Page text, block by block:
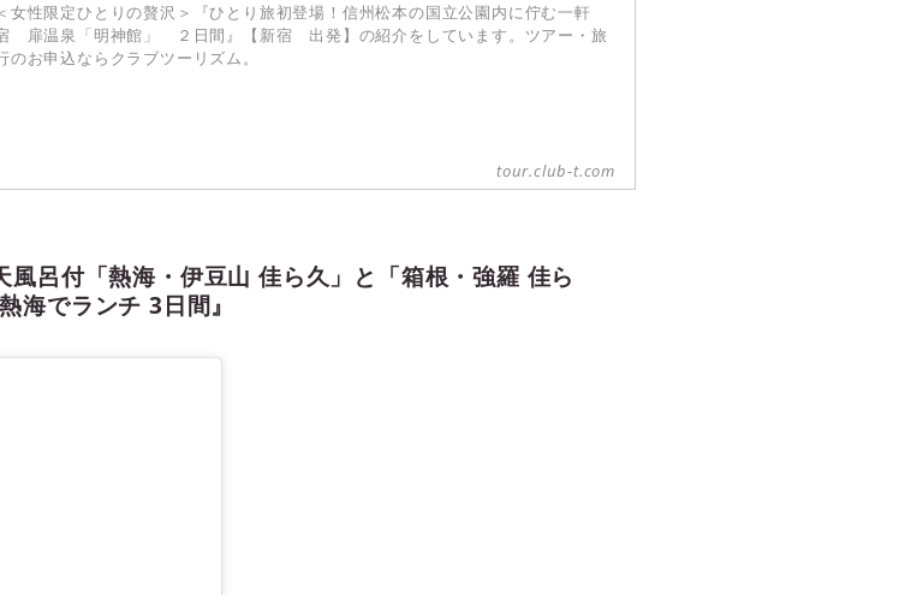
女性限定ひとりの贅沢＞『ひとり旅初登場！信州松本の国立公園内に佇む一軒
扉温泉「明神館」 ２日間』【新宿 出発】の紹介をしています。ツアー・旅
のお申込ならクラブツーリズム。
tour.club-t.com
呂付「熱海・伊豆山 佳ら久」と「箱根・強羅 佳ら
でランチ 3日間』